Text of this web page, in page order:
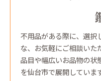
不用品がある際に、選択
な、お気軽にご相談いた
品目や幅広いお品物の状
を仙台市で展開していま